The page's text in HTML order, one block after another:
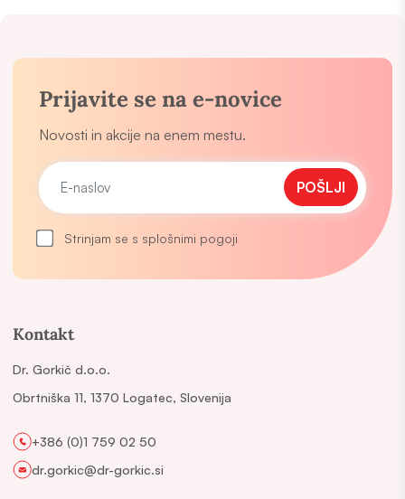
Kontakt
Dr. Gorkič d.o.o.
Obrtniška 11, 1370 Logatec, Slovenija
+386 (0)1 759 02 50
dr.gorkic@dr-gorkic.si
Prijavite se na e-novice
Novosti in akcije na enem mestu.
POŠLJI
Strinjam se s splošnimi pogoji